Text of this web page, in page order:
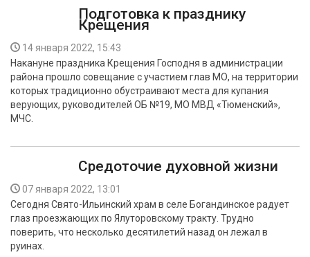
Подготовка к празднику
Крещения
14 января 2022, 15:43
Накануне праздника Крещения Господня в администрации
района прошло совещание с участием глав МО, на территории
которых традиционно обустраивают места для купания
верующих, руководителей ОБ №19, МО МВД «Тюменский»,
МЧС.
Средоточие духовной жизни
07 января 2022, 13:01
Сегодня Свято-Ильинский храм в селе Богандинское радует
глаз проезжающих по Ялуторовскому тракту. Трудно
поверить, что несколько десятилетий назад он лежал в
руинах.